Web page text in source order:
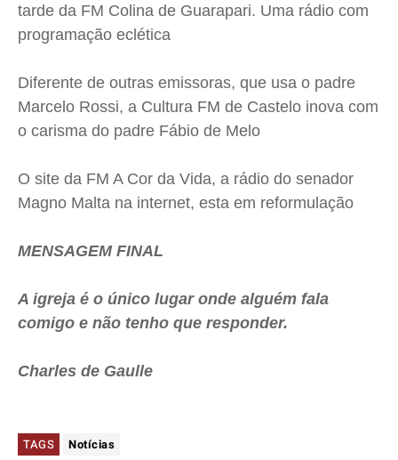
tarde da FM Colina de Guarapari. Uma rádio com
programação eclética
Diferente de outras emissoras, que usa o padre
Marcelo Rossi, a Cultura FM de Castelo inova com
o carisma do padre Fábio de Melo
O site da FM A Cor da Vida, a rádio do senador
Magno Malta na internet, esta em reformulação
MENSAGEM FINAL
A igreja é o único lugar onde alguém fala
comigo e não tenho que responder.
Charles de Gaulle
TAGS Notícias